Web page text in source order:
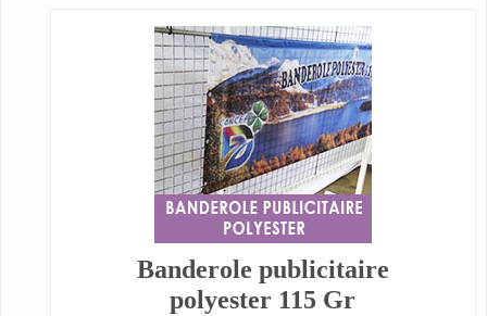
Banderole publicitaire
polyester 115 Gr